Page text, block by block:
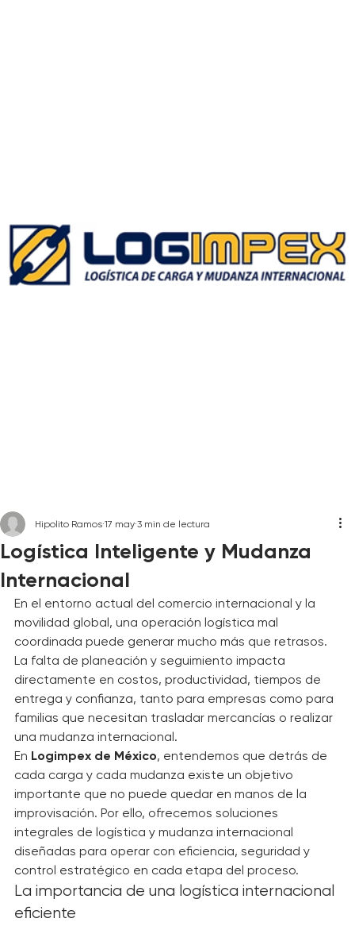
Logística Inteligente y Mudanza
Internacional
Hipolito Ramos 17 may 3 min de lectura
En el entorno actual del comercio internacional y la
movilidad global, una operación logística mal
coordinada puede generar mucho más que retrasos.
La falta de planeación y seguimiento impacta
directamente en costos, productividad, tiempos de
entrega y confianza, tanto para empresas como para
familias que necesitan trasladar mercancías o realizar
una mudanza internacional.
En Logimpex de México, entendemos que detrás de
cada carga y cada mudanza existe un objetivo
importante que no puede quedar en manos de la
improvisación. Por ello, ofrecemos soluciones
integrales de logística y mudanza internacional
diseñadas para operar con eficiencia, seguridad y
control estratégico en cada etapa del proceso.
La importancia de una logística internacional